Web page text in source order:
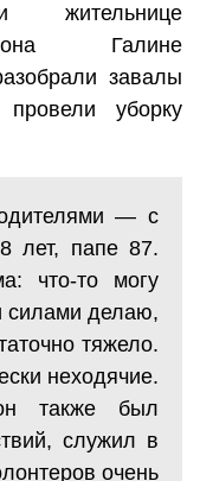
жительнице
Галине
завалы
уборку
— с
лет, папе 87.
что-то могу
силами делаю,
тяжело.
неходячие.
также был
служил в
очень